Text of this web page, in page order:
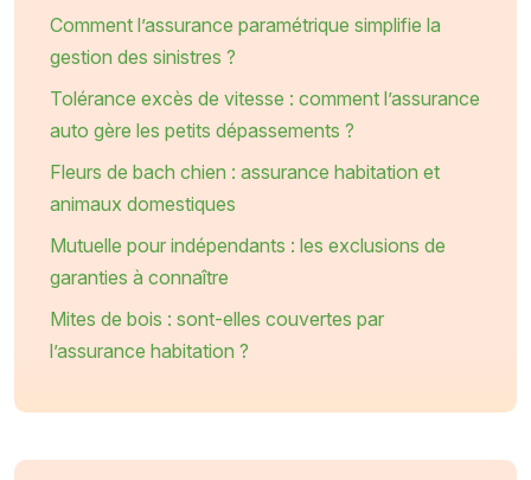
Comment l’assurance paramétrique simplifie la
gestion des sinistres ?
Tolérance excès de vitesse : comment l’assurance
auto gère les petits dépassements ?
Fleurs de bach chien : assurance habitation et
animaux domestiques
Mutuelle pour indépendants : les exclusions de
garanties à connaître
Mites de bois : sont-elles couvertes par
l’assurance habitation ?